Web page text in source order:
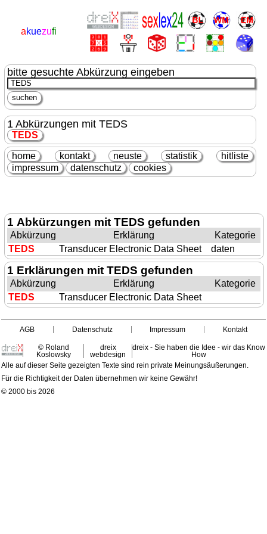
akuezufi
bitte gesuchte Abkürzung eingeben
1 Abkürzungen mit TEDS
TEDS
home kontakt neuste statistik
hitliste
impressum
datenschutz cookies
1 Abkürzungen mit TEDS gefunden
Abkürzung Erklärung
Kategorie
TEDS
Transducer Electronic Data Sheet daten
1 Erklärungen mit TEDS gefunden
Abkürzung Erklärung
Kategorie
TEDS
Transducer Electronic Data Sheet
AGB Datenschutz Impressum Kontakt
© Roland
Koslowsky
dreix
webdesign
dreix - Sie haben die Idee - wir das Know
How
Alle auf dieser Seite gezeigten Texte sind rein private Meinungsäußerungen.
Für die Richtigkeit der Daten übernehmen wir keine Gewähr!
© 2000 bis 2026